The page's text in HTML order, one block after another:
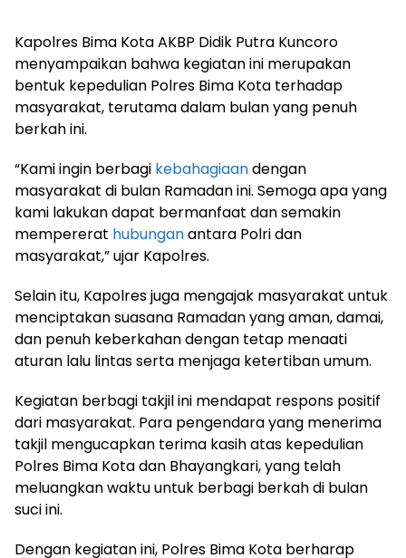
Kapolres Bima Kota AKBP Didik Putra Kuncoro
menyampaikan bahwa kegiatan ini merupakan
bentuk kepedulian Polres Bima Kota terhadap
masyarakat, terutama dalam bulan yang penuh
berkah ini.
“Kami ingin berbagi kebahagiaandengan
masyarakat di bulan Ramadan ini. Semoga apa yang
kami lakukan dapat bermanfaat dan semakin
mempererat hubunganantara Polri dan
masyarakat,” ujar Kapolres.
Selain itu, Kapolres juga mengajak masyarakat untuk
menciptakan suasana Ramadan yang aman, damai,
dan penuh keberkahan dengan tetap menaati
aturan lalu lintas serta menjaga ketertiban umum.
Kegiatan berbagi takjil ini mendapat respons positif
dari masyarakat. Para pengendara yang menerima
takjil mengucapkan terima kasih atas kepedulian
Polres Bima Kota dan Bhayangkari, yang telah
meluangkan waktu untuk berbagi berkah di bulan
suci ini.
Dengan kegiatan ini, Polres Bima Kota berharap